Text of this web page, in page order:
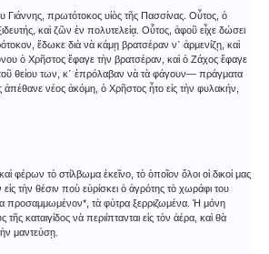
Γιάννης, πρωτότοκος υἱὸς τῆς Πασσίνας. Οὗτος, ὁ
καὶ ζῶν ἐν πολυτελείᾳ. Οὗτος, ἀφοῦ εἶχε δώσει
ἔδωκε διὰ νὰ κάμῃ βρατσέραν ν᾿ ἀρμενίζῃ, καὶ
ὁ Χρῆστος ἔφαγε τὴν βρατσέραν, καὶ ὁ Ζάχος ἔφαγε
θείου των, κ᾿ ἐπρόλαβαν νὰ τὰ φάγουν― πράγματα
νέος ἀκόμη, ὁ Χρῆστος ἦτο εἰς τὴν φυλακήν,
τὸ στίλβωμα ἐκεῖνο, τὸ ὁποῖον ὅλοι οἱ δικοί μας
τὴν θέσιν ποὺ εὑρίσκει ὁ ἀγρότης τὸ χωράφι του
προσαμμωμένον*, τὰ φύτρα ξερριζωμένα. Ἡ μόνη
τῆς καταιγίδος νὰ περιίπτανται εἰς τὸν ἀέρα, καὶ θὰ
μαντεύσῃ.